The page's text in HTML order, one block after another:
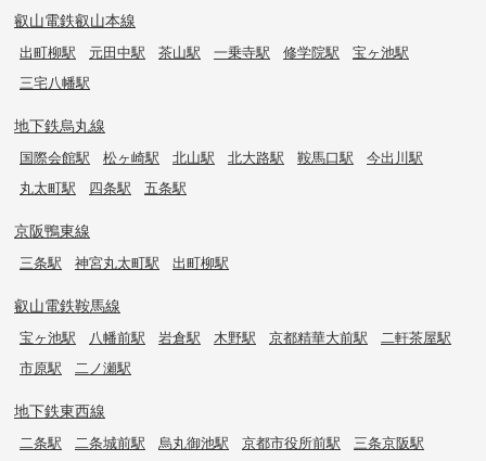
叡山電鉄叡山本線
出町柳駅 元田中駅 茶山駅 一乗寺駅 修学院駅
宝ヶ池駅
三宅八幡駅
地下鉄烏丸線
国際会館駅 松ヶ崎駅 北山駅 北大路駅 鞍馬口駅
今出川駅
丸太町駅
四条駅 五条駅
京阪鴨東線
三条駅 神宮丸太町駅 出町柳駅
叡山電鉄鞍馬線
宝ヶ池駅 八幡前駅 岩倉駅 木野駅 京都精華大前駅
二軒茶屋駅
市原駅
二ノ瀬駅
地下鉄東西線
二条駅 二条城前駅 烏丸御池駅 京都市役所前駅
三条京阪駅